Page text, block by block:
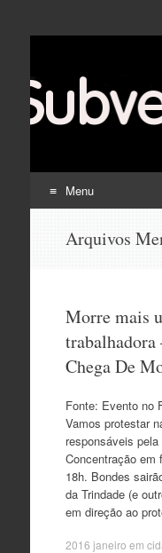
Menu
Arquivos
Morre mais
trabalhadora
Chega De
Fonte: Evento no
Vamos protestar
responsáveis
Concentração em
18h. Bondes
da Trindade (e
em direção ao
2016 janeiro em